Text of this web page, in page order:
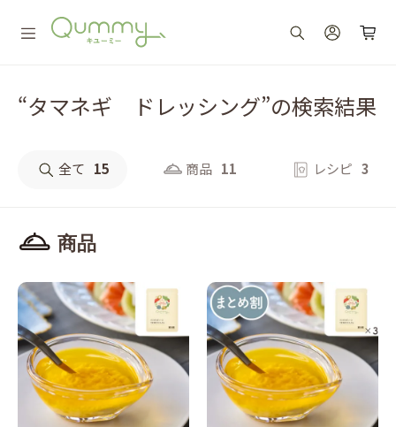
“タマネギ ドレッシング”の検索結果
全て 15 商品 11 レシピ 3
商品